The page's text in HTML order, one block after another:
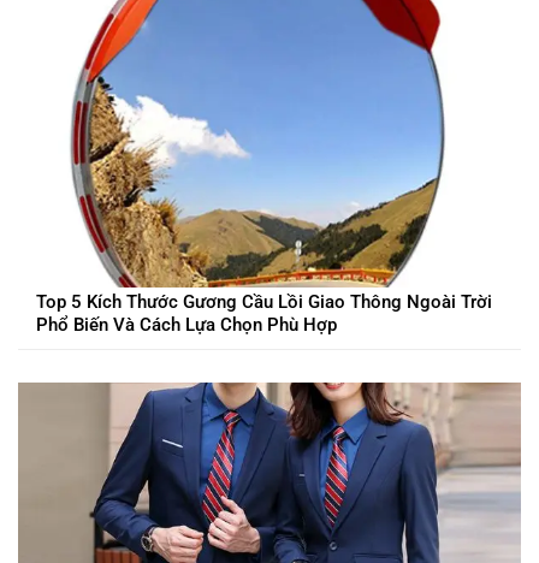
Top 5 Kích Thước Gương Cầu Lồi Giao Thông Ngoài Trời
Phổ Biến Và Cách Lựa Chọn Phù Hợp